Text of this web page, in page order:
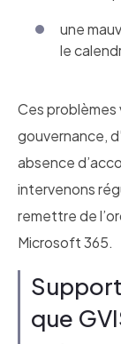
une
le
Ces problèmes
gouvernance,
absence
intervenons
remettre de
Microsoft 365.
que